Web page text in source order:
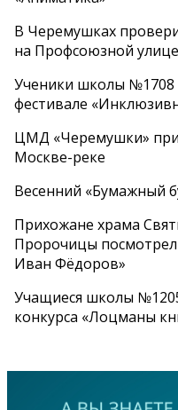
В Черемушках
на Профсоюзной улице
Ученики школы №1708
фестивале
ЦМД «Черемушки»
Москве-реке
Весенний «Бумажный
Прихожане храма
Пророчицы
Иван Фёдоров»
Учащиеся школы
конкурса «Лоцманы